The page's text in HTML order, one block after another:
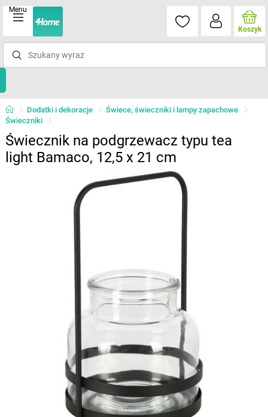
Menu
Koszyk
Dodatki i dekoracje
Świece, świeczniki i lampy zapachowe
Świeczniki
Świecznik na podgrzewacz typu tea
light Bamaco, 12,5 x 21 cm